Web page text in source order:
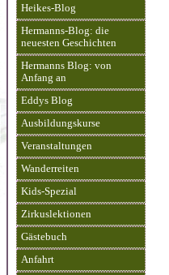
Heikes-Blog
Hermanns-Blog: die
neuesten Geschichten
Hermanns Blog: von
Anfang an
Eddys Blog
Ausbildungskurse
Veranstaltungen
Wanderreiten
Kids-Spezial
Zirkuslektionen
Gästebuch
Anfahrt